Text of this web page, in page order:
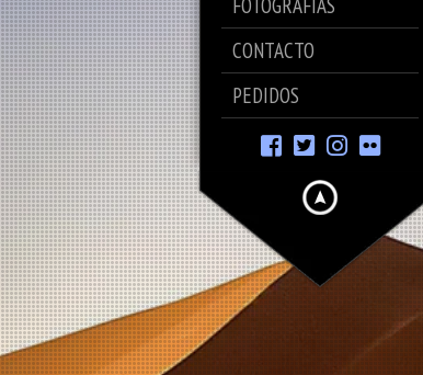
FOTOGRAFIAS
CONTACTO
PEDIDOS